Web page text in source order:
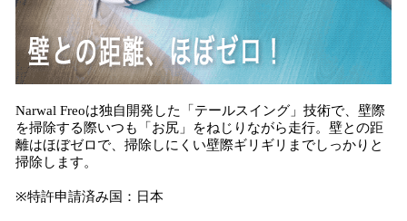
Narwal Freoは独自開発した「テールスイング​​」技術で、壁際
を掃除する際いつも「お尻」をねじりながら走行。壁との距
離はほぼゼロで、掃除しにくい壁際ギリギリまでしっかりと
掃除します。
※特許申請済み国：日本